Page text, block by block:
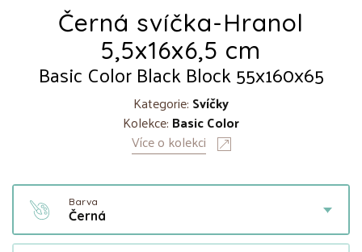
Černá svíčka-Hranol
5,5x16x6,5 cm
Basic Color Black Block 55x160x65
Kategorie: Svíčky
Kolekce: Basic Color
Více o kolekci
Barva
Černá